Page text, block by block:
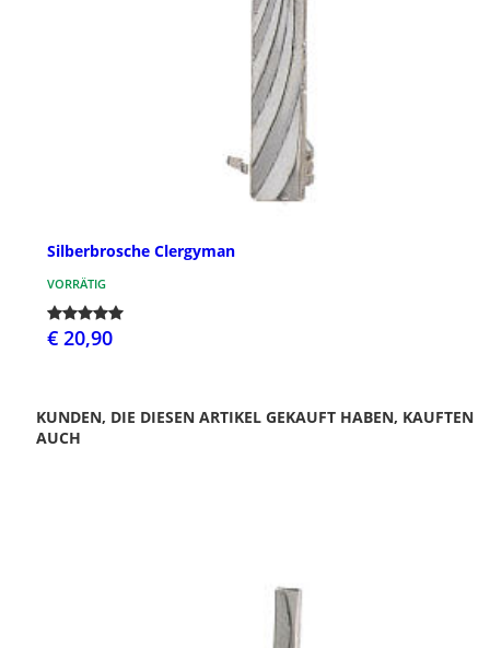
Silberbrosche Clergyman
VORRÄTIG
€ 20,90
KUNDEN, DIE DIESEN ARTIKEL GEKAUFT HABEN, KAUFTEN
AUCH